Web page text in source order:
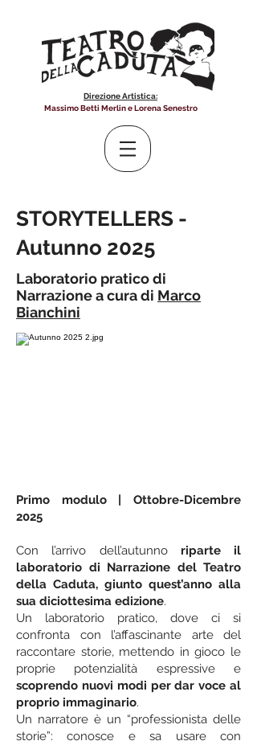
Direzione Artistica:
Massimo Betti Merlin e Lorena Senestro
STORYTELLERS -
Autunno 2025
Laboratorio pratico di
Narrazione a cura di Marco
Bianchini
Primo modulo | Ottobre-Dicembre
2025
Con l’arrivo dell’autunno riparte il
laboratorio di Narrazione del Teatro
della Caduta, giunto quest’anno alla
sua diciottesima edizione.
Un laboratorio pratico, dove ci si
confronta con l’affascinante arte del
raccontare storie, mettendo in gioco le
proprie potenzialità espressive e
scoprendo nuovi modi per dar voce al
proprio immaginario.
Un narratore è un “professionista delle
storie”: conosce e sa usare con